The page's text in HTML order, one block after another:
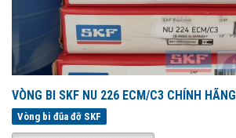
VÒNG BI SKF NU 226 ECM/C3 CHÍNH HÃNG
Vòng bi đũa đỡ SKF